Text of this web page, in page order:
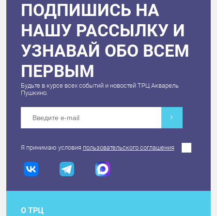
ПОДПИШИСЬ НА
НАШУ РАССЫЛКУ И
УЗНАВАЙ ОБО ВСЕМ
ПЕРВЫМ
Будьте в курсе всех событий и новостей ТРЦ Акварель
Пушкино.
Я принимаю условия пользовательского соглашения
О ТРЦ